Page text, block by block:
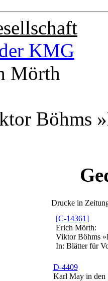
KMG
Mörth
Böhms
Drucke in
[C-14361]
Erich Mörth:
Viktor Böhms
In: Blätter für
D-4409
Karl May in den